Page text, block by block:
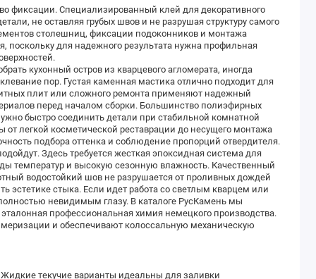
фиксации. Специализированный клей для декоративного
не оставляя грубых швов и не разрушая структуру самого
столешниц, фиксации подоконников и монтажа
для надежного результата нужна профильная
кухонный остров из кварцевого агломерата, иногда
пор. Густая каменная мастика отлично подходит для
плит или сложного ремонта применяют надежный
перед началом сборки. Большинство полиэфирных
быстро соединить детали при стабильной комнатной
легкой косметической реставрации до несущего монтажа
подбора оттенка и соблюдение пропорций отвердителя.
Здесь требуется жесткая эпоксидная система для
температур и высокую сезонную влажность. Качественный
водостойкий шов не разрушается от проливных дождей
эстетике стыка. Если идет работа со светлым кварцем или
невидимым глазу. В каталоге РусКамень мы
профессиональная химия немецкого производства.
и обеспечивают колоссальную механическую
текучие варианты идеальны для заливки